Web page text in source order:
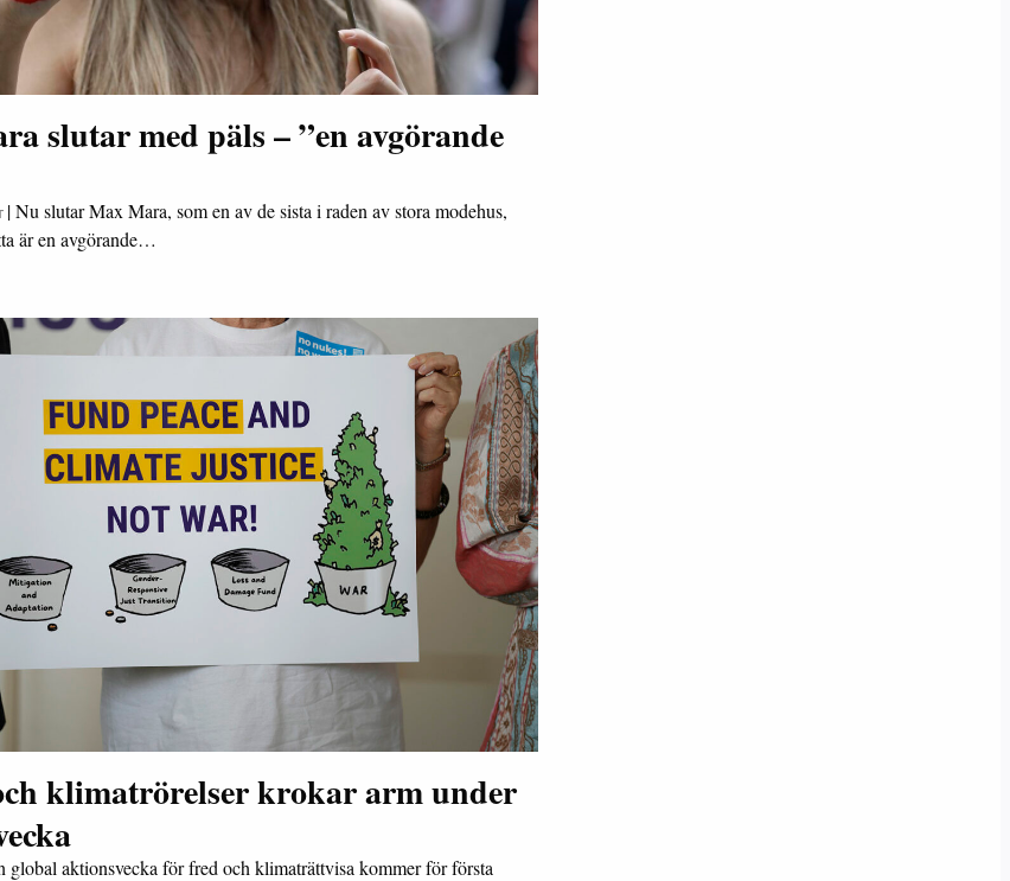
slutar med päls – ”en avgörande
|Nu slutar Max Mara, som en av de sista i raden av stora modehus,
är en avgörande…
klimatrörelser krokar arm under
global aktionsvecka för fred och klimaträttvisa kommer för första